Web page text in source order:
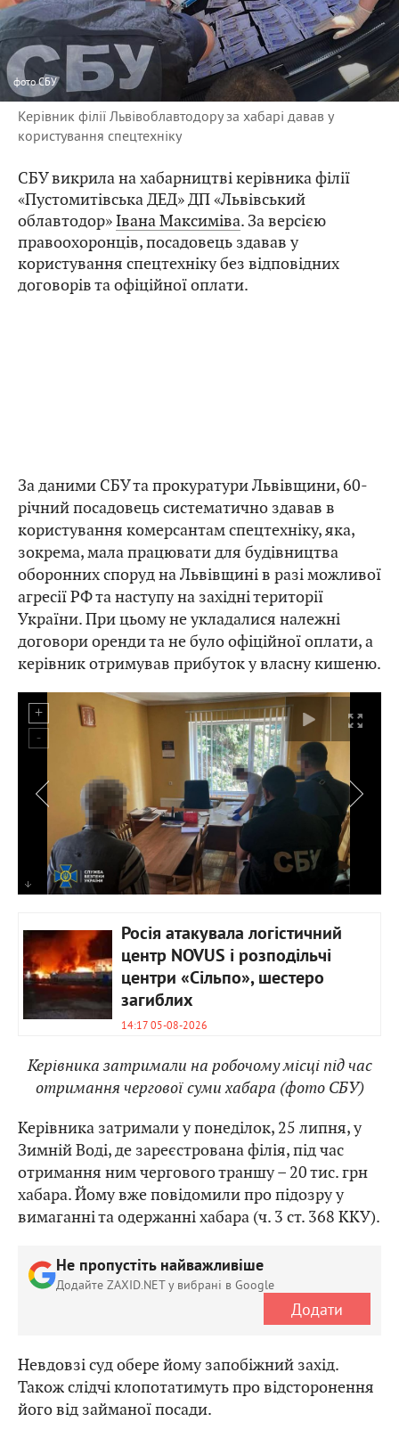
фотоСБУ
Керівник філії Львівоблавтодору за хабарі давав у
користування спецтехніку
СБУ викрила на хабарництві керівника філії
«Пустомитівська ДЕД» ДП «Львівський
облавтодор»Івана Максиміва. За версією
правоохоронців, посадовець здавав у
користування спецтехніку без відповідних
договорів та офіційної оплати.
За даними СБУ та прокуратури Львівщини, 60-
річний посадовець систематично здавав в
користування комерсантам спецтехніку, яка,
зокрема, мала працювати для будівництва
оборонних споруд на Львівщині в разі можливої
агресії РФ та наступу на західні території
України. При цьому не укладалися належні
договори оренди та не було офіційної оплати, а
керівник отримував прибуток у власну кишеню.
Росія атакувала логістичний
центр NOVUS і розподільчі
центри «Сільпо», шестеро
загиблих
14:17 05-08-2026
Керівника затримали на робочому місці під час
отримання чергової суми хабара (фото СБУ)
Керівника затримали у понеділок, 25 липня, у
Зимній Воді, де зареєстрована філія, під час
отримання ним чергового траншу – 20 тис. грн
хабара. Йому вже повідомили про підозру у
вимаганні та одержанні хабара (ч. 3 ст. 368 ККУ).
Не пропустіть найважливіше
Додайте ZAXID.NET у вибрані в Google
Додати
Невдовзі суд обере йому запобіжний захід.
Також слідчі клопотатимуть про відсторонення
його від займаної посади.